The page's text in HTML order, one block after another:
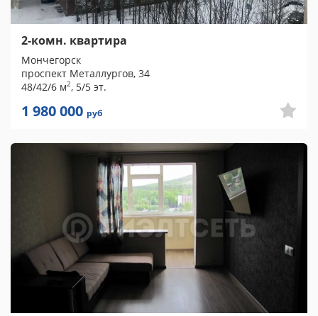
2-комн. квартира
Мончегорск
проспект Металлургов, 34
48/42/6 м2, 5/5 эт.
1 980 000 руб